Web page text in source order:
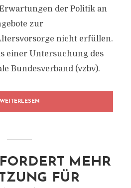
der Politik an
zur
nicht erfüllen.
einer Untersuchung des
Bundesverband (vzbv).
WEITERLESEN
MEHR
FÜR